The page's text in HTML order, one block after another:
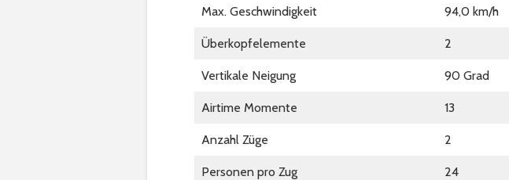
Max. Geschwindigkeit 94,0 km/h
Überkopfelemente 2
Vertikale Neigung 90 Grad
Airtime Momente 13
Anzahl Züge 2
Personen pro Zug 24